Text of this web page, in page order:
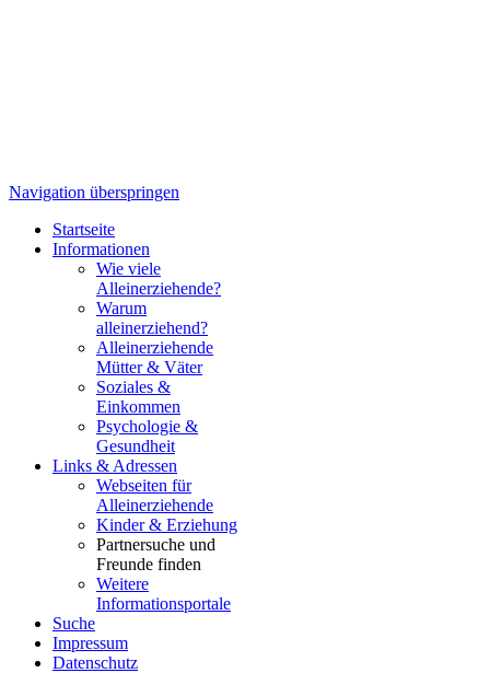
Navigation überspringen
Startseite
Informationen
Wie viele
Alleinerziehende?
Warum
alleinerziehend?
Alleinerziehende
Mütter & Väter
Soziales &
Einkommen
Psychologie &
Gesundheit
Links & Adressen
Webseiten für
Alleinerziehende
Kinder & Erziehung
Partnersuche und
Freunde finden
Weitere
Informationsportale
Suche
Impressum
Datenschutz